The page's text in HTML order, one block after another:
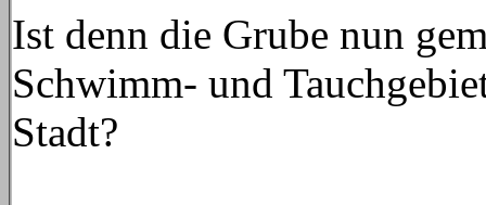
Ist denn die Grube nun
Schwimm- und
Stadt?